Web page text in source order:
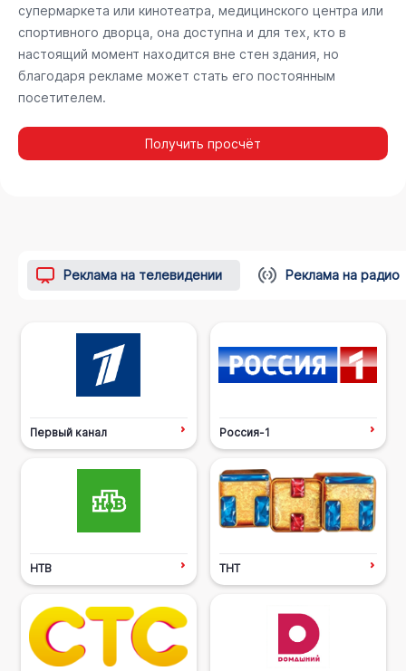
супермаркета или кинотеатра, медицинского центра или
спортивного дворца, она доступна и для тех, кто в
настоящий момент находится вне стен здания, но
благодаря рекламе может стать его постоянным
посетителем.
Получить просчёт
Реклама на телевидении Реклама на радио
Первый канал Россия-1
НТВ ТНТ